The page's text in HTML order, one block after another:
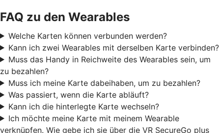
FAQ zu den Wearables
Welche Karten können verbunden werden?
Kann ich zwei Wearables mit derselben Karte verbinden?
Muss das Handy in Reichweite des Wearables sein, um
zu bezahlen?
Muss ich meine Karte dabeihaben, um zu bezahlen?
Was passiert, wenn die Karte abläuft?
Kann ich die hinterlegte Karte wechseln?
Ich möchte meine Karte mit meinem Wearable
verknüpfen. Wie gebe ich sie über die VR SecureGo plus